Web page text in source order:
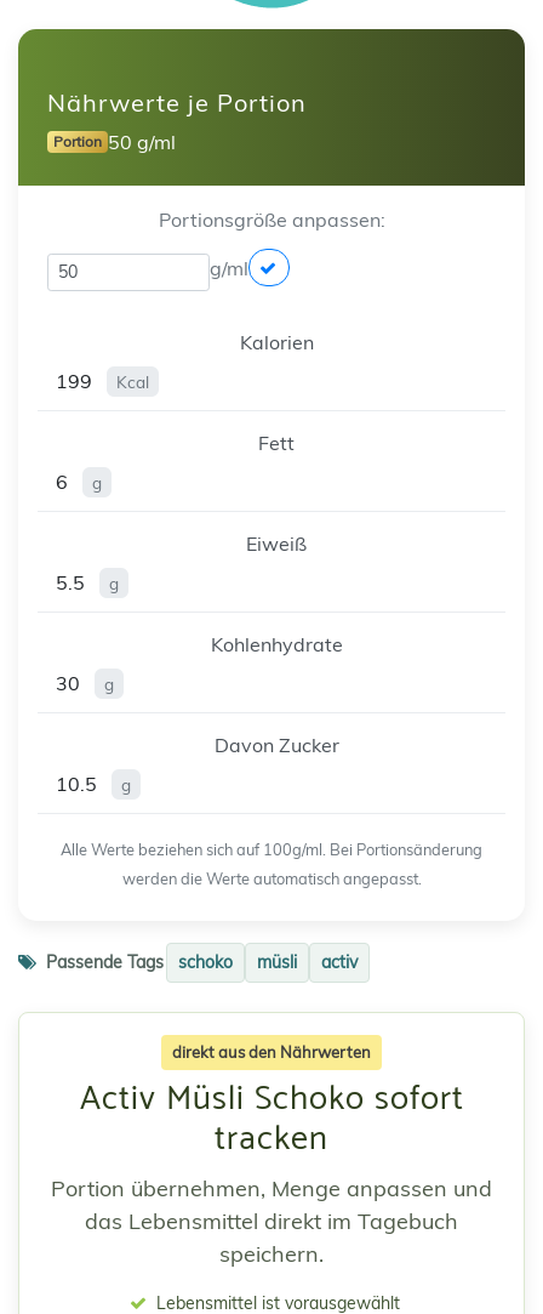
Nährwerte je Portion
Portion 50 g/ml
Portionsgröße anpassen:
g/ml
Kalorien
199
Kcal
Fett
6
g
Eiweiß
5.5
g
Kohlenhydrate
30
g
Davon Zucker
10.5
g
Alle Werte beziehen sich auf 100g/ml. Bei Portionsänderung
werden die Werte automatisch angepasst.
Passende Tags schoko müsli activ
direkt aus den Nährwerten
Activ Müsli Schoko sofort
tracken
Portion übernehmen, Menge anpassen und
das Lebensmittel direkt im Tagebuch
speichern.
Lebensmittel ist vorausgewählt